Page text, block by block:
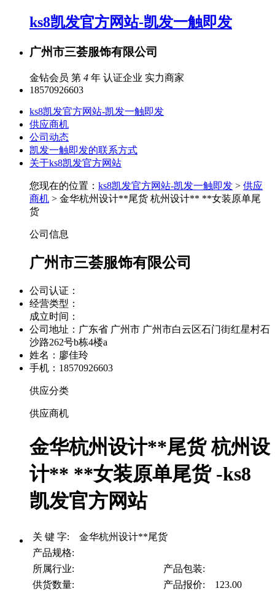
ks8凯发官方网站-凯发一触即发
广州市三荟服饰有限公司
金钻会员 第 4 年 认证企业 实力商家
18570926603
ks8凯发官方网站-凯发一触即发
供应商机
公司动态
凯发一触即发的联系方式
关于ks8凯发官方网站
您现在的位置： ks8凯发官方网站-凯发一触即发 > 供应
商机 > 金华杭州设计**尾货 杭州设计** **女装原单尾
货
公司信息
广州市三荟服饰有限公司
公司认证：
经营类型：
成立时间：
公司地址： 广东省 广州市 广州市白云区石门街红星村石
沙路262号b栋4楼a
姓名：廖佳玲
手机：18570926603
供应分类
供应商机
金华杭州设计**尾货 杭州设
计** **女装原单尾货 -ks8
凯发官方网站
关 键 字: 金华杭州设计**尾货
产品规格:
所属行业:
产品包装:
供货数量:
产品报价: 123.00